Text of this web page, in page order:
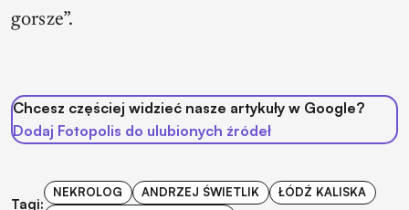
gorsze”.
Chcesz częściej widzieć nasze artykuły w Google?
Dodaj Fotopolis do ulubionych źródeł
Tagi:
NEKROLOG ANDRZEJ ŚWIETLIK
ŁÓDŹ KALISKA